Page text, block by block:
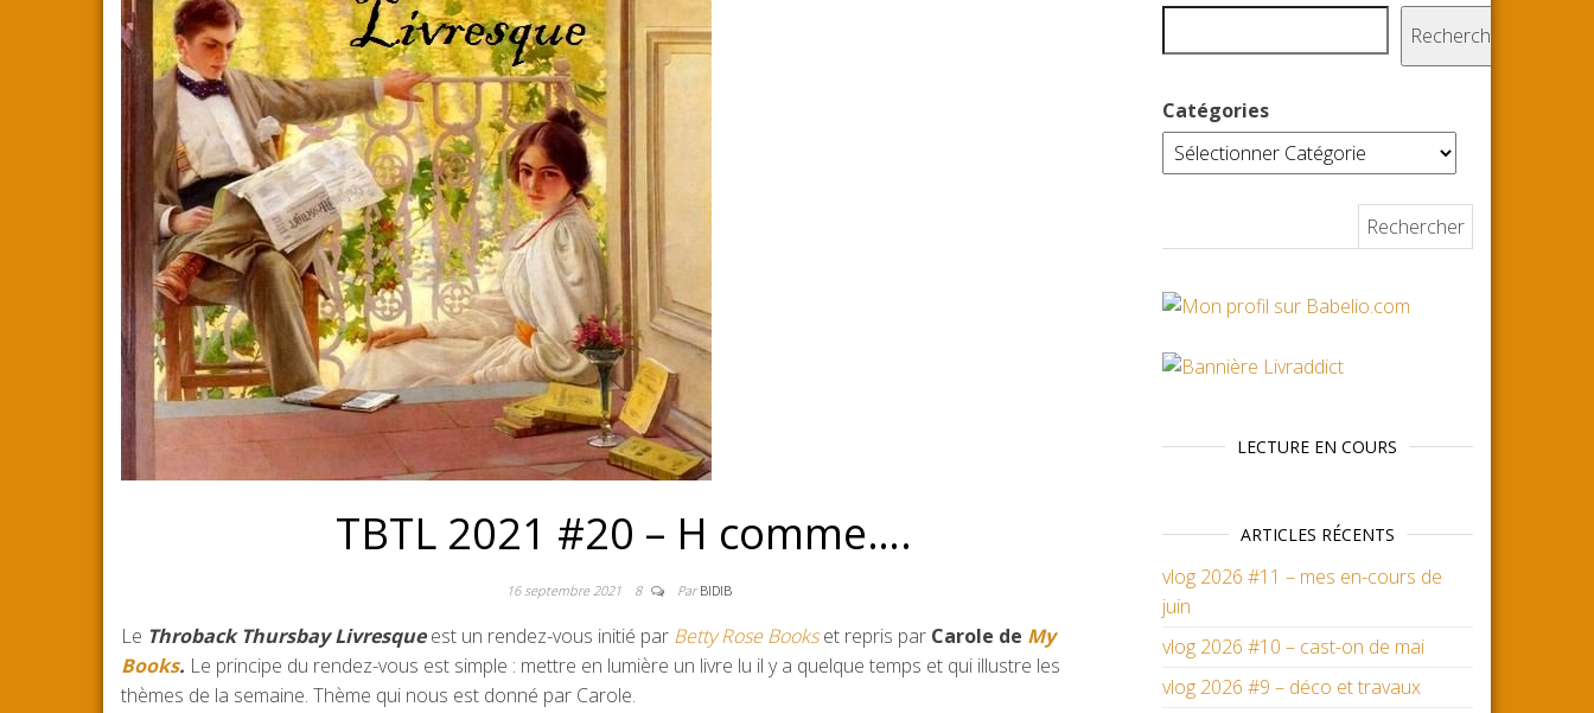
TBTL 2021 #20 – H comme….
16 septembre 2021 8 ParBIDIB
Le Throback Thursbay Livresqueest un rendez-vous initié par Betty Rose Books et repris par Carole de My
Books. Le principe du rendez-vous est simple : mettre en lumière un livre lu il y a quelque temps et qui illustre les
thèmes de la semaine. Thème qui nous est donné par Carole.
Rechercher
Catégories
LECTURE EN COURS
ARTICLES RÉCENTS
vlog 2026 #11 – mes en-cours de
juin
vlog 2026 #10 – cast-on de mai
vlog 2026 #9 – déco et travaux